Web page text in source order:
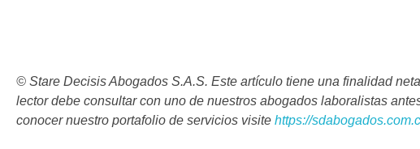
© Stare Decisis Abogados S.A.S. Este artículo tiene una finalidad
lector debe consultar con uno de nuestros abogados laboralistas
conocer nuestro portafolio de servicios visite https://